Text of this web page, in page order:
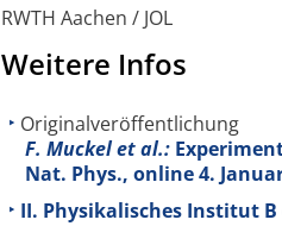
RWTH Aachen / JOL
Weitere Infos
Originalveröffentlichung
F. Muckel et al.:
Nat. Phys., online 4.
II. Physikalisches Institut B